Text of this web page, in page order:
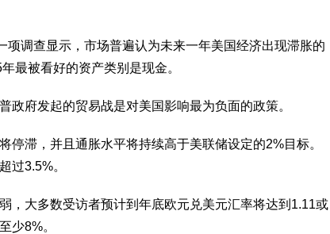
项调查显示，市场普遍认为未来一年美国经济出现滞胀的
最被看好的资产类别是现金。
政府发起的贸易战是对美国影响最为负面的政策。
停滞，并且通胀水平将持续高于美联储设定的2%目标。
过3.5%。
，大多数受访者预计到年底欧元兑美元汇率将达到1.11或
少8%。